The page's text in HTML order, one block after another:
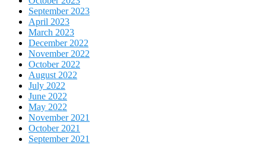
September 2023
April 2023
March 2023
December 2022
November 2022
October 2022
August 2022
July 2022
June 2022
May 2022
November 2021
October 2021
September 2021